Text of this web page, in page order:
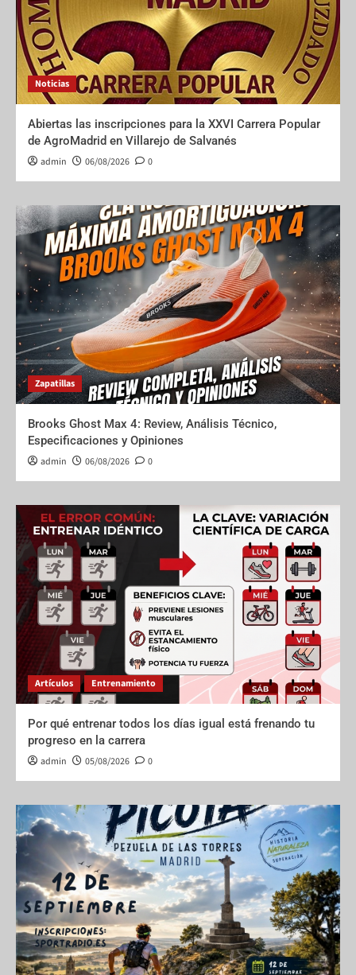
Noticias
Abiertas las inscripciones para la XXVI Carrera Popular
de AgroMadrid en Villarejo de Salvanés
admin 06/08/2026 0
Zapatillas
Brooks Ghost Max 4: Review, Análisis Técnico,
Especificaciones y Opiniones
admin 06/08/2026 0
Artículos Entrenamiento
Por qué entrenar todos los días igual está frenando tu
progreso en la carrera
admin 05/08/2026 0